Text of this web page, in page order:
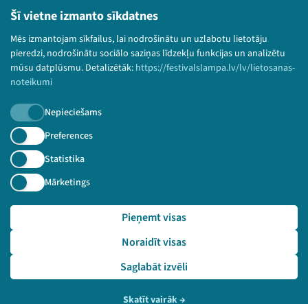
Šī vietne izmanto sīkdatnes
Mēs izmantojam sīkfailus, lai nodrošinātu un uzlabotu lietotāju
pieredzi, nodrošinātu sociālo saziņas līdzekļu funkcijas un analizētu
mūsu datplūsmu. Detalizētāk: https://festivalslampa.lv/lv/lietosanas-
noteikumi
Nepieciešams
Preferences
Statistika
Mārketings
Saglabāt izvēli
Noraidīt visas
Pieņemt visas
Skatīt vairāk→
Lietošanas noteikumi un sīkdatņu politika
Bērnu aizsardzības politika
© 2026 Sarunu festivāls LAMPA Visas tiesības
paturētas.
Piesakies jaunumiem!
Nepalaid garām aktuālāko informāciju!
Pieteikties
🔗 https://festivalslampa.lv/lv/pasakums/3303